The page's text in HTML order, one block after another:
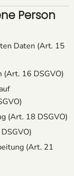
Person
Daten (Art. 15
(Art. 16 DSGVO)
(Art. 18 DSGVO)
(Art. 21